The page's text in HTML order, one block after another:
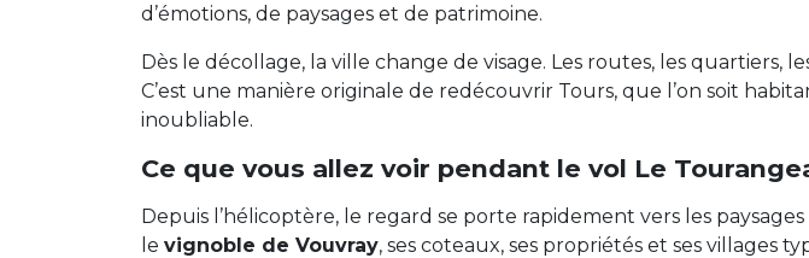
d’émotions, de paysages et de patrimoine.
Dès le décollage, la ville change de visage. Les routes, les
C’est une manière originale de redécouvrir Tours, que l’on soit
inoubliable.
Ce que vous allez voir pendant le vol Le
Depuis l’hélicoptère, le regard se porte rapidement vers les
le vignoble de Vouvray, ses coteaux, ses propriétés et ses villages